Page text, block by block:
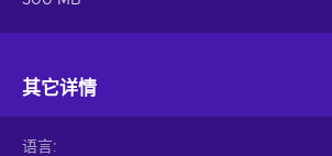
其它详情
语言